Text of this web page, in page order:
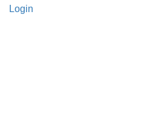
Login